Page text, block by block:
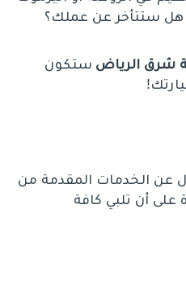
ستتأخر عن عملك؟
شرق الرياض ستكون
عن الخدمات المقدمة من
أن تلبي كافة